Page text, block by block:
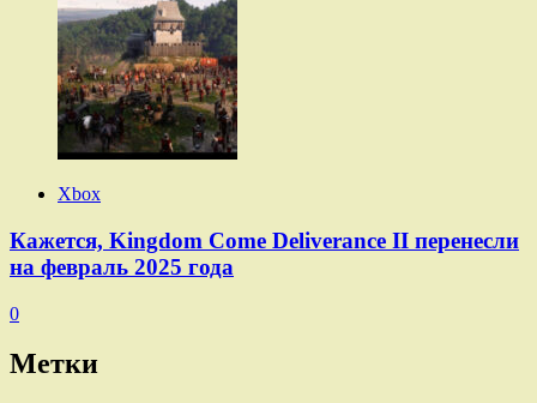
Xbox
Кажется, Kingdom Come Deliverance II перенесли
на февраль 2025 года
0
Метки